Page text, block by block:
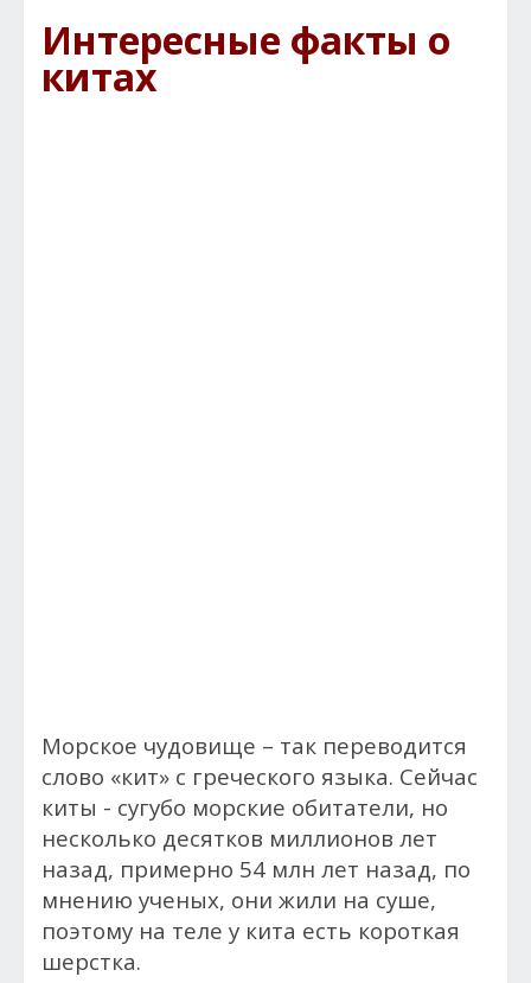
Интересные факты о
китах
Морское чудовище – так переводится
слово «кит» с греческого языка. Сейчас
киты - сугубо морские обитатели, но
несколько десятков миллионов лет
назад, примерно 54 млн лет назад, по
мнению ученых, они жили на суше,
поэтому на теле у кита есть короткая
шерстка.